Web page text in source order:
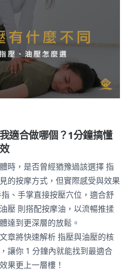
適合做哪個？1分鐘搞懂
時，是否曾經猶豫過該選擇 指
的按摩方式，但實際感受與效果
、手掌直接按壓穴位，適合舒
壓 則搭配按摩油，以流暢推揉
達到更深層的放鬆。
章將快速解析 指壓與油壓的核
讓你 1 分鐘內就能找到最適合
果更上一層樓！